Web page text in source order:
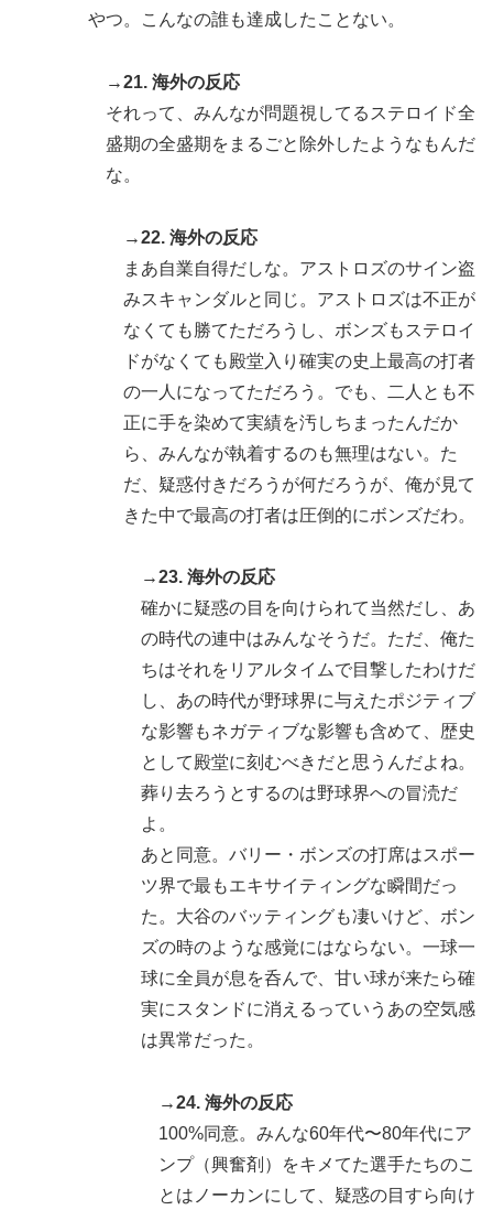
やつ。こんなの誰も達成したことない。
→21. 海外の反応
それって、みんなが問題視してるステロイド全
盛期の全盛期をまるごと除外したようなもんだ
な。
→22. 海外の反応
まあ自業自得だしな。アストロズのサイン盗
みスキャンダルと同じ。アストロズは不正が
なくても勝てただろうし、ボンズもステロイ
ドがなくても殿堂入り確実の史上最高の打者
の一人になってただろう。でも、二人とも不
正に手を染めて実績を汚しちまったんだか
ら、みんなが執着するのも無理はない。た
だ、疑惑付きだろうが何だろうが、俺が見て
きた中で最高の打者は圧倒的にボンズだわ。
→23. 海外の反応
確かに疑惑の目を向けられて当然だし、あ
の時代の連中はみんなそうだ。ただ、俺た
ちはそれをリアルタイムで目撃したわけだ
し、あの時代が野球界に与えたポジティブ
な影響もネガティブな影響も含めて、歴史
として殿堂に刻むべきだと思うんだよね。
葬り去ろうとするのは野球界への冒涜だ
よ。
あと同意。バリー・ボンズの打席はスポー
ツ界で最もエキサイティングな瞬間だっ
た。大谷のバッティングも凄いけど、ボン
ズの時のような感覚にはならない。一球一
球に全員が息を呑んで、甘い球が来たら確
実にスタンドに消えるっていうあの空気感
は異常だった。
→24. 海外の反応
100%同意。みんな60年代〜80年代にア
ンプ（興奮剤）をキメてた選手たちのこ
とはノーカンにして、疑惑の目すら向け